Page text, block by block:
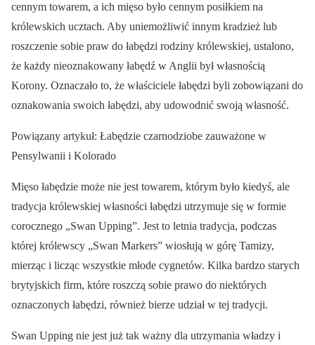
cennym towarem, a ich mięso było cennym posiłkiem na
królewskich ucztach. Aby uniemożliwić innym kradzież lub
roszczenie sobie praw do łabędzi rodziny królewskiej, ustalono,
że każdy nieoznakowany łabędź w Anglii był własnością
Korony. Oznaczało to, że właściciele łabędzi byli zobowiązani do
oznakowania swoich łabędzi, aby udowodnić swoją własność.
Powiązany artykuł: Łabędzie czarnodziobe zauważone w
Pensylwanii i Kolorado
Mięso łabędzie może nie jest towarem, którym było kiedyś, ale
tradycja królewskiej własności łabędzi utrzymuje się w formie
corocznego „Swan Upping”. Jest to letnia tradycja, podczas
której królewscy „Swan Markers” wiosłują w górę Tamizy,
mierząc i licząc wszystkie młode cygnetów. Kilka bardzo starych
brytyjskich firm, które roszczą sobie prawo do niektórych
oznaczonych łabędzi, również bierze udział w tej tradycji.
Swan Upping nie jest już tak ważny dla utrzymania władzy i